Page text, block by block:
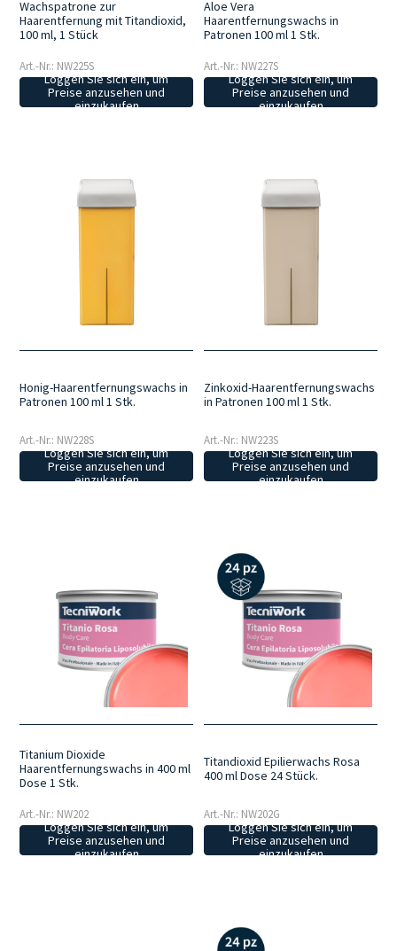
Wachspatrone zur
Haarentfernung mit Titandioxid,
100 ml, 1 Stück
Art.-Nr.: NW225S
Loggen Sie sich ein, um
Preise anzusehen und
einzukaufen
Aloe Vera
Haarentfernungswachs in
Patronen 100 ml 1 Stk.
Art.-Nr.: NW227S
Loggen Sie sich ein, um
Preise anzusehen und
einzukaufen
Honig-Haarentfernungswachs in
Patronen 100 ml 1 Stk.
Art.-Nr.: NW228S
Loggen Sie sich ein, um
Preise anzusehen und
einzukaufen
Zinkoxid-Haarentfernungswachs
in Patronen 100 ml 1 Stk.
Art.-Nr.: NW223S
Loggen Sie sich ein, um
Preise anzusehen und
einzukaufen
Titanium Dioxide
Haarentfernungswachs in 400 ml
Dose 1 Stk.
Art.-Nr.: NW202
Loggen Sie sich ein, um
Preise anzusehen und
einzukaufen
Titandioxid Epilierwachs Rosa
400 ml Dose 24 Stück.
Art.-Nr.: NW202G
Loggen Sie sich ein, um
Preise anzusehen und
einzukaufen